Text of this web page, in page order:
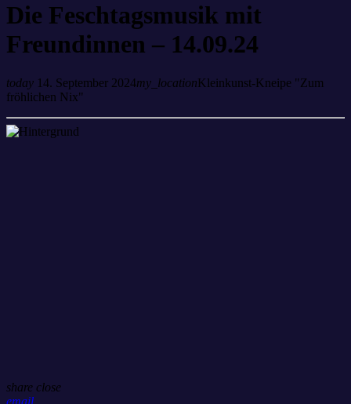
Die Feschtagsmusik mit
Freundinnen – 14.09.24
today 14. September 2024my_locationKleinkunst-Kneipe "Zum
fröhlichen Nix"
share close
email